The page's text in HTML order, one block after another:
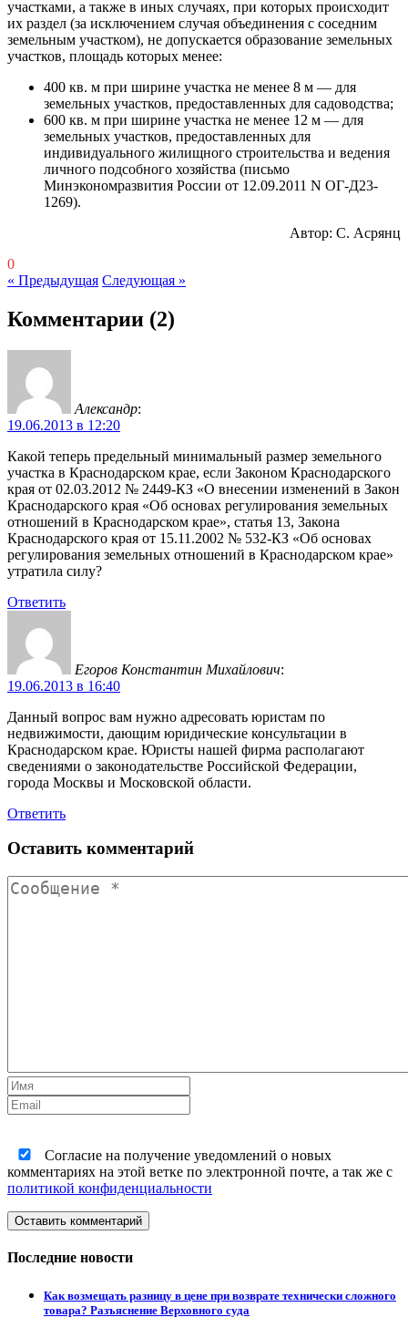
участками, а также в иных случаях, при которых происходит
их раздел (за исключением случая объединения с соседним
земельным участком), не допускается образование земельных
участков, площадь которых менее:
400 кв. м при ширине участка не менее 8 м — для
земельных участков, предоставленных для садоводства;
600 кв. м при ширине участка не менее 12 м — для
земельных участков, предоставленных для
индивидуального жилищного строительства и ведения
личного подсобного хозяйства (письмо
Минэкономразвития России от 12.09.2011 N ОГ-Д23-
1269).
Автор: С. Асрянц
0
« Предыдущая Следующая »
Комментарии (2)
Александр:
19.06.2013 в 12:20
Какой теперь предельный минимальный размер земельного
участка в Краснодарском крае, если Законом Краснодарского
края от 02.03.2012 № 2449-КЗ «О внесении изменений в Закон
Краснодарского края «Об основах регулирования земельных
отношений в Краснодарском крае», статья 13, Закона
Краснодарского края от 15.11.2002 № 532-КЗ «Об основах
регулирования земельных отношений в Краснодарском крае»
утратила силу?
Ответить
Егоров Константин Михайлович:
19.06.2013 в 16:40
Данный вопрос вам нужно адресовать юристам по
недвижимости, дающим юридические консультации в
Краснодарском крае. Юристы нашей фирма располагают
сведениями о законодательстве Российской Федерации,
города Москвы и Московской области.
Ответить
Оставить комментарий
Согласие на получение уведомлений о новых
комментариях на этой ветке по электронной почте, а так же с
политикой конфиденциальности
Оставить комментарий
Последние новости
Как возмещать разницу в цене при возврате технически сложного
товара? Разъяснение Верховного суда